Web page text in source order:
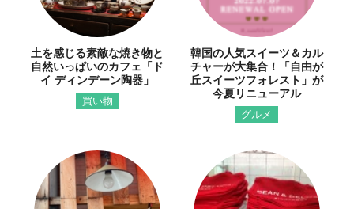
土を感じる素敵な焼き物と
自然いっぱいのカフェ「ド
イ ディンデーン陶器」
買い物
韓国の人気スイーツ＆カル
チャーが大集合！「自由が
丘スイーツフォレスト」が
今夏リニューアル
グルメ